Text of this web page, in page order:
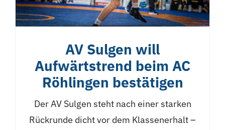
AV Sulgen will
Aufwärtstrend beim AC
Röhlingen bestätigen
Der AV Sulgen steht nach einer starken
Rückrunde dicht vor dem Klassenerhalt –